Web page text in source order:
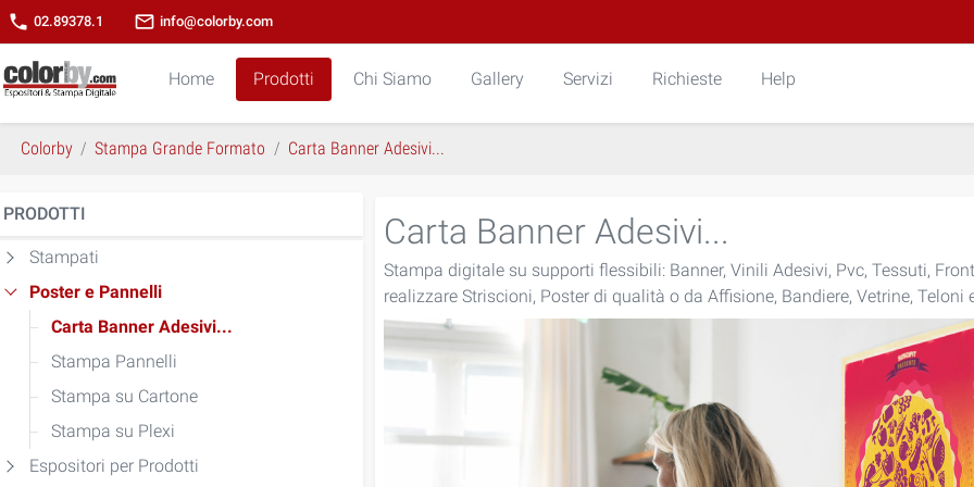
phone 02.89378.1 mail_outline info@colorby.com
Home Prodotti Chi Siamo Gallery Servizi Richieste Help
Colorby Stampa Grande Formato Carta Banner Adesivi...
PRODOTTI
Stampati
Poster e Pannelli
Carta Banner Adesivi...
Stampa Pannelli
Stampa su Cartone
Stampa su Plexi
Espositori per Prodotti
Carta Banner Adesivi...
Stampa digitale su supporti flessibili: Banner, Vinili Adesivi, Pvc, Tessuti,
realizzare Striscioni, Poster di qualità o da Affisione, Bandiere, Vetrine, Teloni